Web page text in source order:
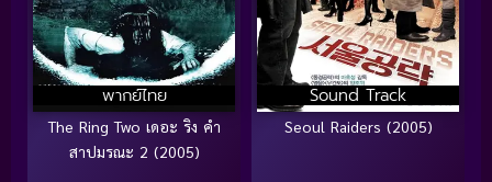
พากย์ไทย
The Ring Two เดอะ ริง คำ
สาปมรณะ 2 (2005)
Sound Track
Seoul Raiders (2005)